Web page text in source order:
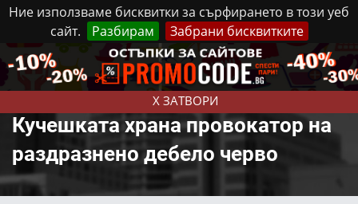
Ние използваме бисквитки за сърфирането в този уеб
сайт.
Разбирам Забрани бисквитките
X ЗАТВОРИ
Неделя, 9 Август, 2026 Реклама Контакти
Кучешката храна провокатор на
раздразнено дебело черво